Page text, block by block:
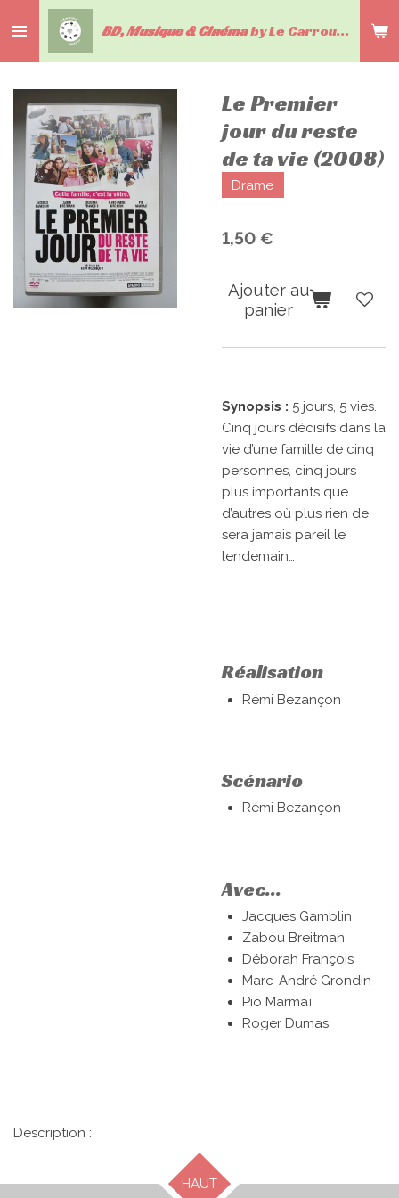
au
contenu
BD, Musique & Cinémaby Le Carrousel du livre
Le Premier
jour du reste
de ta vie (2008)
Drame
1,50 €
Ajouter au
panier
Synopsis : 5 jours, 5 vies.
Cinq jours décisifs dans la
vie d’une famille de cinq
personnes, cinq jours
plus importants que
d’autres où plus rien de
sera jamais pareil le
lendemain…
Réalisation
Rémi Bezançon
Scénario
Rémi Bezançon
Avec...
Jacques Gamblin
Zabou Breitman
Déborah François
Marc-André Grondin
Pio Marmaï
Roger Dumas
Description :
HAUT